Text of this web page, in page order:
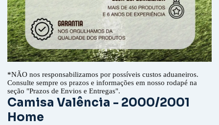
*NÃO nos responsabilizamos por possíveis custos aduaneiros.
Consulte sempre os prazos e informações em nosso rodapé na
seção "Prazos de Envios e Entregas".
Camisa Valência - 2000/2001
Home